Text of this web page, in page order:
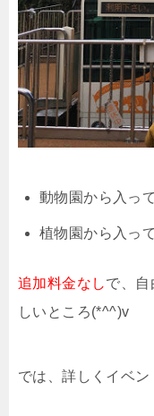
動物園から入っ
植物園から入っ
追加料金なしで、自
しいところ(*^^)v
では、詳しくイベン